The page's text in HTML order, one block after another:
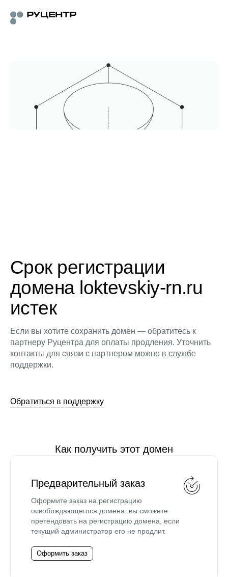
Срок регистрации
домена loktevskiy-rn.ru
истек
Если вы хотите сохранить домен — обратитесь к
партнеру Руцентра для оплаты продления. Уточнить
контакты для связи с партнером можно в службе
поддержки.
Обратиться в поддержку
Как получить этот домен
Предварительный заказ
Оформите заказ на регистрацию
освобождающегося домена: вы сможете
претендовать на регистрацию домена, если
текущий администратор его не продлит.
Оформить заказ